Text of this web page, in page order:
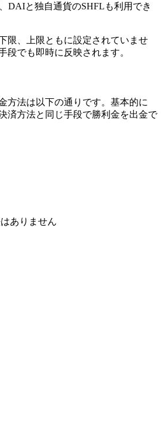
DAIと独自通貨のSHFLも利用でき
限、上限ともに設定されていませ
段でも即時に反映されます。
方法は以下の通りです。基本的に
済方法と同じ手段で勝利金を出金で
ありません